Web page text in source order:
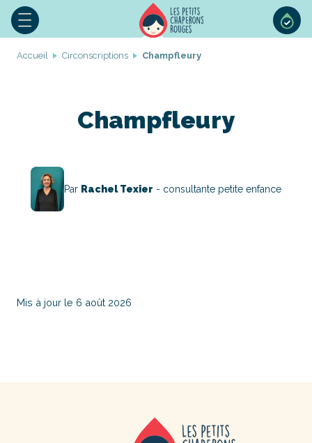
Accueil Circonscriptions Champfleury
Champfleury
Par Rachel Texier - consultante petite enfance
Mis à jour le 6 août 2026